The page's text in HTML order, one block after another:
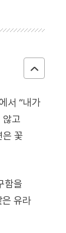
서 “내가
않고
은 꽃
함을
유라